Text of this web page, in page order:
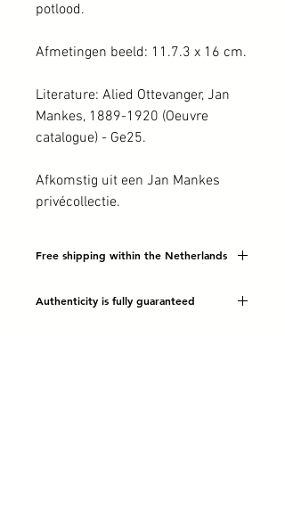
potlood.
Afmetingen beeld: 11.7.3 x 16 cm.
Literature: Alied Ottevanger, Jan
Mankes, 1889-1920 (Oeuvre
catalogue) - Ge25.
Afkomstig uit een Jan Mankes
privécollectie.
Free shipping within the Netherlands
Authenticity is fully guaranteed